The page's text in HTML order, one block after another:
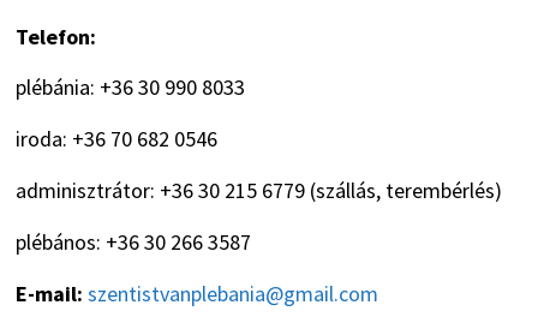
Telefon:
plébánia: +36 30 990 8033
iroda: +36 70 682 0546
adminisztrátor: +36 30 215 6779 (szállás, terembérlés)
plébános: +36 30 266 3587
E-mail: szentistvanplebania@gmail.com